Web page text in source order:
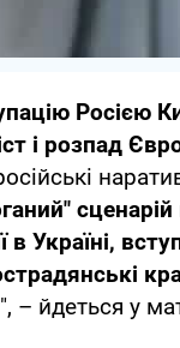
Росією
і розпад
сценарій
в Україні,
", – йдеться у